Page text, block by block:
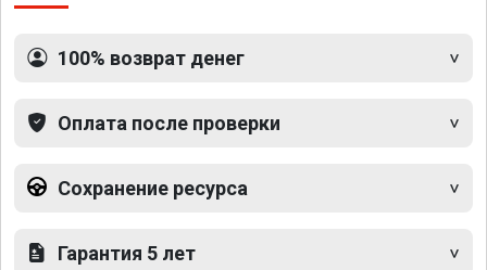
100% возврат денег
Оплата после проверки
Сохранение ресурса
Гарантия 5 лет